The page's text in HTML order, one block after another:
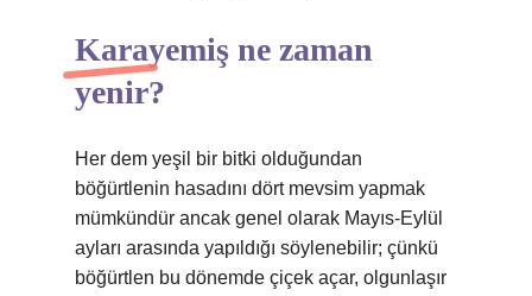
Karayemiş ne zaman
yenir?
Her dem yeşil bir bitki olduğundan
böğürtlenin hasadını dört mevsim yapmak
mümkündür ancak genel olarak Mayıs-Eylül
ayları arasında yapıldığı söylenebilir; çünkü
böğürtlen bu dönemde çiçek açar, olgunlaşır